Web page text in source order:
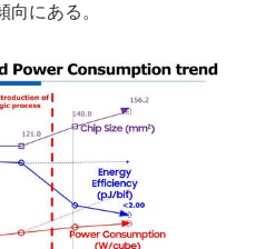
にある。